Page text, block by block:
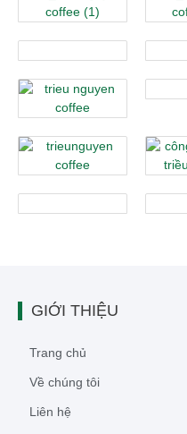
GIỚI THIỆU
Trang chủ
Về chúng tôi
Liên hệ